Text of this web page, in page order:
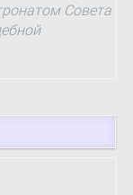
Совета